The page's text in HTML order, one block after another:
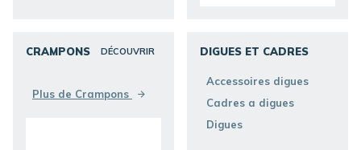
CRAMPONS DÉCOUVRIR
Plus de Crampons
DIGUES ET CADRES
Accessoires digues
Cadres a digues
Digues